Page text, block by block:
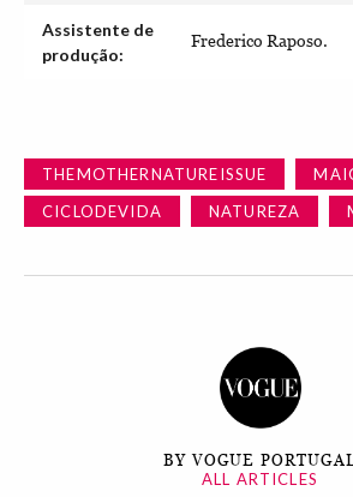
Assistente de
produção:
Frederico Raposo.
THEMOTHERNATUREISSUE
CICLODEVIDA
NATUREZA
BY VOGUE
ALL ARTICLES